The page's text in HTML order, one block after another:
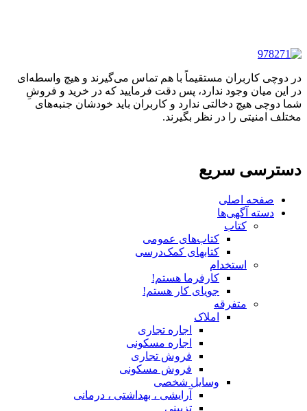
در دوچی کاربران مستقیماً با هم تماس می‌گیرند و هیچ واسطه‌ای
در این میان وجود ندارد، پس دقت فرمایید که در خرید و فروشِ
شما دوچی هیچ دخالتی ندارد و کاربران باید خودشان جنبه‌های
مختلف امنیتی را در نظر بگیرند.
دسترسی سریع
صفحه اصلی
دسته آگهی‌ها
کتاب
کتاب‌های عمومی
کتابهای کمک‌درسی
استخدام
کارفرما هستم!
جویای کار هستم!
متفرقه
املاک
اجاره تجاری
اجاره مسکونی
فروش تجاری
فروش مسکونی
وسایل شخصی
آرایشی ، بهداشتی ، درمانی
تزیینی